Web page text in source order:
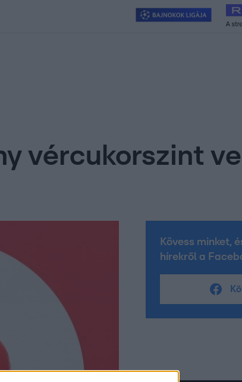
Exek csatája 2026
vércukorszint
Kövess minket,
hírekről a